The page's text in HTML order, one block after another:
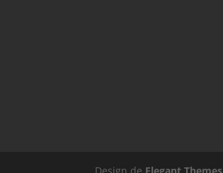
Design de Elegant Themes